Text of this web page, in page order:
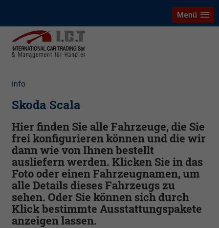
Menü
info
Skoda Scala
Hier finden Sie alle Fahrzeuge, die Sie
frei konfigurieren können und die wir
dann wie von Ihnen bestellt
ausliefern werden. Klicken Sie in das
Foto oder einen Fahrzeugnamen, um
alle Details dieses Fahrzeugs zu
sehen. Oder Sie können sich durch
Klick bestimmte Ausstattungspakete
anzeigen lassen.